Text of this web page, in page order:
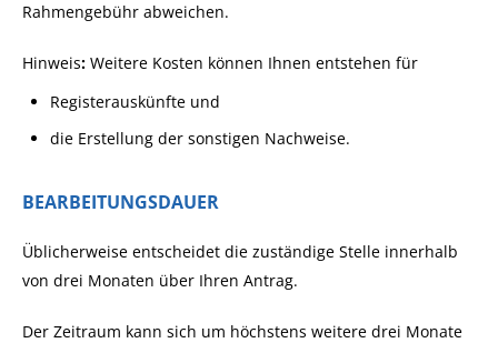
Rahmengebühr abweichen.
Hinweis: Weitere Kosten können Ihnen entstehen für
Registerauskünfte und
die Erstellung der sonstigen Nachweise.
BEARBEITUNGSDAUER
Üblicherweise entscheidet die zuständige Stelle innerhalb
von drei Monaten über Ihren Antrag.
Der Zeitraum kann sich um höchstens weitere drei Monate